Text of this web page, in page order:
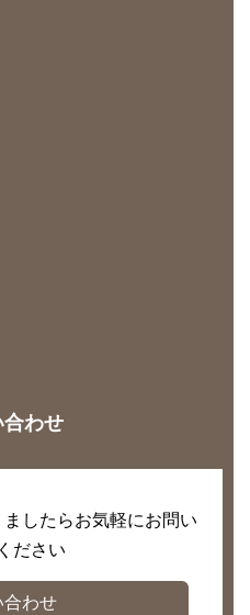
わせ
したらお気軽にお問い
ださい
わせ